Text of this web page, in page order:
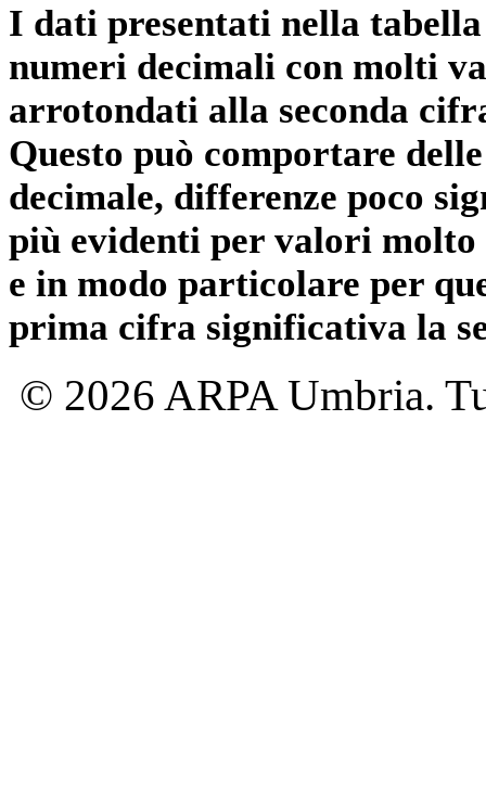
I dati presentati nella
numeri decimali con molti
arrotondati alla seconda
Questo può comportare
decimale, differenze poco
più evidenti per valori
e in modo particolare per
prima cifra significativa la
© 2026 ARPA Umbria.